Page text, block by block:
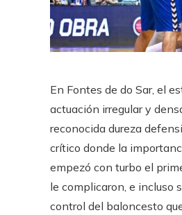
En Fontes de do Sar, el
actuación irregular y
reconocida dureza
crítico donde la
empezó con turbo el
le complicaron, e incluso
control del baloncesto